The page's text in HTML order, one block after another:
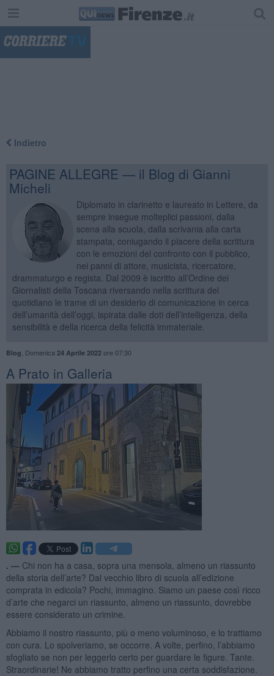
Indietro
PAGINE ALLEGRE — il Blog di Gianni
Micheli
Diplomato in clarinetto e laureato in Lettere, da
sempre insegue molteplici passioni, dalla
scena alla scuola, dalla scrivania alla carta
stampata, coniugando il piacere della scrittura
con le emozioni del confronto con il pubblico,
nei panni di attore, musicista, ricercatore,
drammaturgo e regista. Dal 2009 è iscritto all’Ordine dei
Giornalisti della Toscana riversando nella scrittura del
quotidiano le trame di un desiderio di comunicazione in cerca
dell’umanità dell’oggi, ispirata dalle doti dell’intelligenza, della
sensibilità e della ricerca della felicità immateriale.
Blog Domenica 24 Aprile 2022ore 07:30
​A Prato in Galleria
. — Chi non ha a casa, sopra una mensola, almeno un riassunto
della storia dell’arte? Dal vecchio libro di scuola all’edizione
comprata in edicola? Pochi, immagino. Siamo un paese così ricco
d’arte che negarci un riassunto, almeno un riassunto, dovrebbe
essere considerato un crimine.
Abbiamo il nostro riassunto, più o meno voluminoso, e lo trattiamo
con cura. Lo spolveriamo, se occorre. A volte, perfino, l’abbiamo
sfogliato se non per leggerlo certo per guardare le figure. Tante.
Straordinarie! Ne abbiamo tratto perfino una certa soddisfazione.